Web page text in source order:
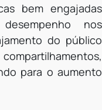
bem engajadas
nos
do público
para o aumento